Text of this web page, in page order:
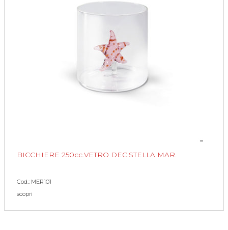
BICCHIERE 250cc.VETRO DEC.STELLA MAR.
Cod.: MER101
scopri